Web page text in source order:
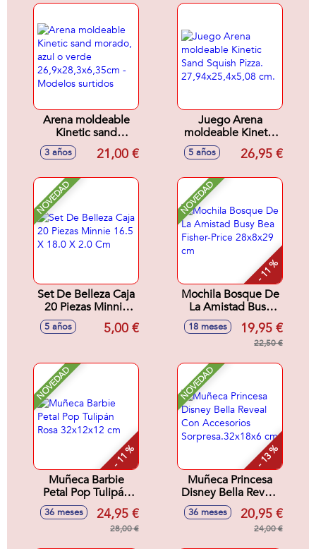
Arena moldeable
Kinetic sand
morado, azul o
verde
Modelos surtidos
3 años 21,00 €
Juego Arena
moldeable Kinetic
Sand Squish Pizza.
27,94x25,4x5,08
5 años 26,95 €
NOVEDAD
Set De Belleza Caja
20 Piezas Minnie
16.5 X 18.0 X 2.0
5 años 5,00 €
NOVEDAD
- 11 %
Mochila Bosque De
La Amistad Busy
Bea Fisher-Price
28x8x29 cm
18 meses 19,95 €
22,50 €
NOVEDAD
- 11 %
Muñeca Barbie
Petal Pop Tulipán
Rosa 32x12x12 cm
36 meses 24,95 €
28,00 €
NOVEDAD
- 13 %
Muñeca Princesa
Disney Bella Reveal
Con Accesorios
Sorpresa.32x18x6
36 meses 20,95 €
24,00 €